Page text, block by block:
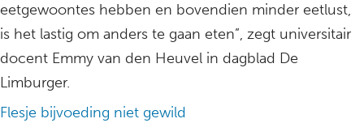
eetgewoontes hebben en bovendien minder eetlust,
is het lastig om anders te gaan eten”, zegt universitair
docent Emmy van den Heuvel in dagblad De
Limburger.
Flesje bijvoeding niet gewild